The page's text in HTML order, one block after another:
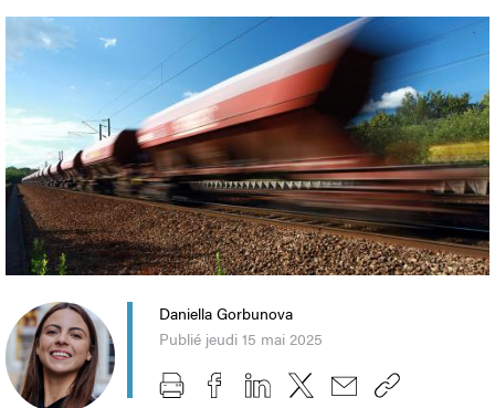
Daniella Gorbunova
Publié jeudi 15 mai 2025